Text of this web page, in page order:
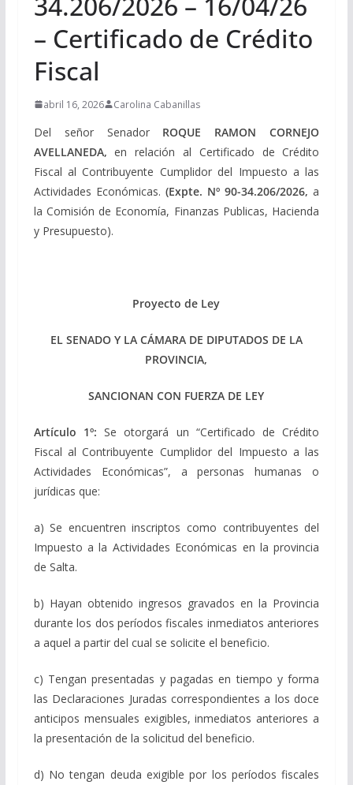
– Certificado de Crédito
Fiscal
abril 16, 2026 Carolina Cabanillas
Del señor Senador ROQUE RAMON CORNEJO
AVELLANEDA,en relación al Certificado de Crédito
Fiscal al Contribuyente Cumplidor del Impuesto a las
Actividades Económicas. (Expte. Nº 90-34.206/2026,a
la Comisión de Economía, Finanzas Publicas, Hacienda
y Presupuesto).
Proyecto de Ley
EL SENADO Y LA CÁMARA DE DIPUTADOS DE LA
PROVINCIA,
SANCIONAN CON FUERZA DE LEY
Artículo 1º: Se otorgará un “Certificado de Crédito
Fiscal al Contribuyente Cumplidor del Impuesto a las
Actividades Económicas”, a personas humanas o
jurídicas que:
a) Se encuentren inscriptos como contribuyentes del
Impuesto a la Actividades Económicas en la provincia
de Salta.
b) Hayan obtenido ingresos gravados en la Provincia
durante los dos períodos fiscales inmediatos anteriores
a aquel a partir del cual se solicite el beneficio.
c) Tengan presentadas y pagadas en tiempo y forma
las Declaraciones Juradas correspondientes a los doce
anticipos mensuales exigibles, inmediatos anteriores a
la presentación de la solicitud del beneficio.
d) No tengan deuda exigible por los períodos fiscales